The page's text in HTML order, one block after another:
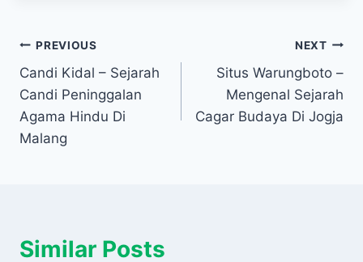
Navigasi
pos
PREVIOUS
Candi Kidal – Sejarah
Candi Peninggalan
Agama Hindu Di
Malang
NEXT
Situs Warungboto –
Mengenal Sejarah
Cagar Budaya Di Jogja
Similar Posts